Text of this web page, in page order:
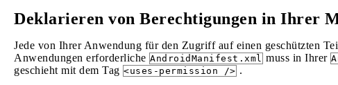
Deklarieren von Berechtigungen in Ihrer
Jede von Ihrer Anwendung für den Zugriff auf einen geschützten
Anwendungen erforderliche AndroidManifest.xml muss in Ihrer
geschieht mit dem Tag <uses-permission /> .